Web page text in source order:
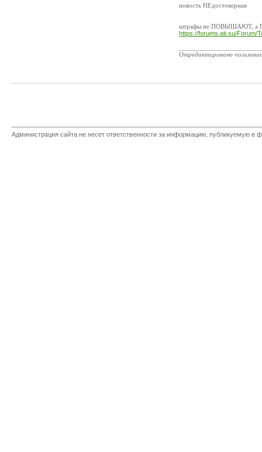
новость НЕдостоверная
штрафы не ПОВЫШАЮТ, а
https://forums.ati.su/Forum/
Отредактировано
Администрация сайта не несет ответственности за информацию, публикуемую